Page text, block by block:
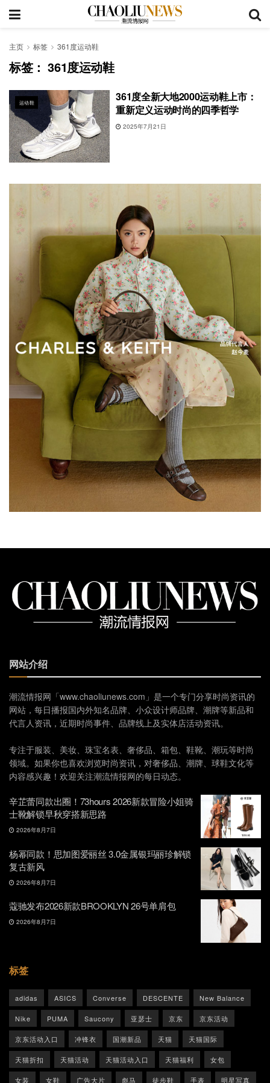
主页 标签 361度运动鞋
标签：361度运动鞋
运动鞋
361度全新大地2000运动鞋上市：
重新定义运动时尚的四季哲学
2025年7月21日
网站介绍
潮流情报网「www.chaoliunews.com」是一个专门分享时尚资讯的
网站，每日播报国内外知名品牌、小众设计师品牌、潮牌等新品和
代言人资讯，近期时尚事件、品牌线上及实体店活动资讯。
专注于服装、美妆、珠宝名表、奢侈品、箱包、鞋靴、潮玩等时尚
领域。如果你也喜欢浏览时尚资讯，对奢侈品、潮牌、球鞋文化等
内容感兴趣！欢迎关注潮流情报网的每日动态。
辛芷蕾同款出圈！73hours 2026新款冒险小姐骑
士靴解锁早秋穿搭新思路
2026年8月7日
杨幂同款！思加图爱丽丝 3.0金属银玛丽珍解锁
复古新风
2026年8月7日
蔻驰发布2026新款BROOKLYN 26号单肩包
2026年8月7日
标签
adidas ASICS Converse DESCENTE New Balance
Nike PUMA Saucony 亚瑟士 京东 京东活动
京东活动入口 冲锋衣 国潮新品 天猫 天猫国际
天猫折扣 天猫活动 天猫活动入口 天猫福利 女包
女装 女鞋 广告大片 彪马 徒步鞋 手表 明星写真